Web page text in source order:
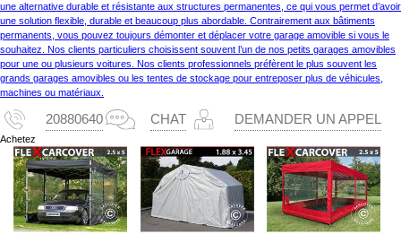
une alternative durable et résistante aux structures permanentes, ce qui vous permet d’avoir
une solution flexible, durable et beaucoup plus abordable. Contrairement aux bâtiments
permanents, vous pouvez toujours démonter et déplacer votre garage amovible si vous le
souhaitez. Nos clients particuliers choisissent souvent l’un de nos petits garages amovibles
pour une ou plusieurs voitures. Nos clients professionnels préfèrent le plus souvent les
grands garages amovibles ou les tentes de stockage pour entreposer plus de véhicules,
machines ou matériaux.
20880640 CHAT DEMANDER UN APPEL
Achetez